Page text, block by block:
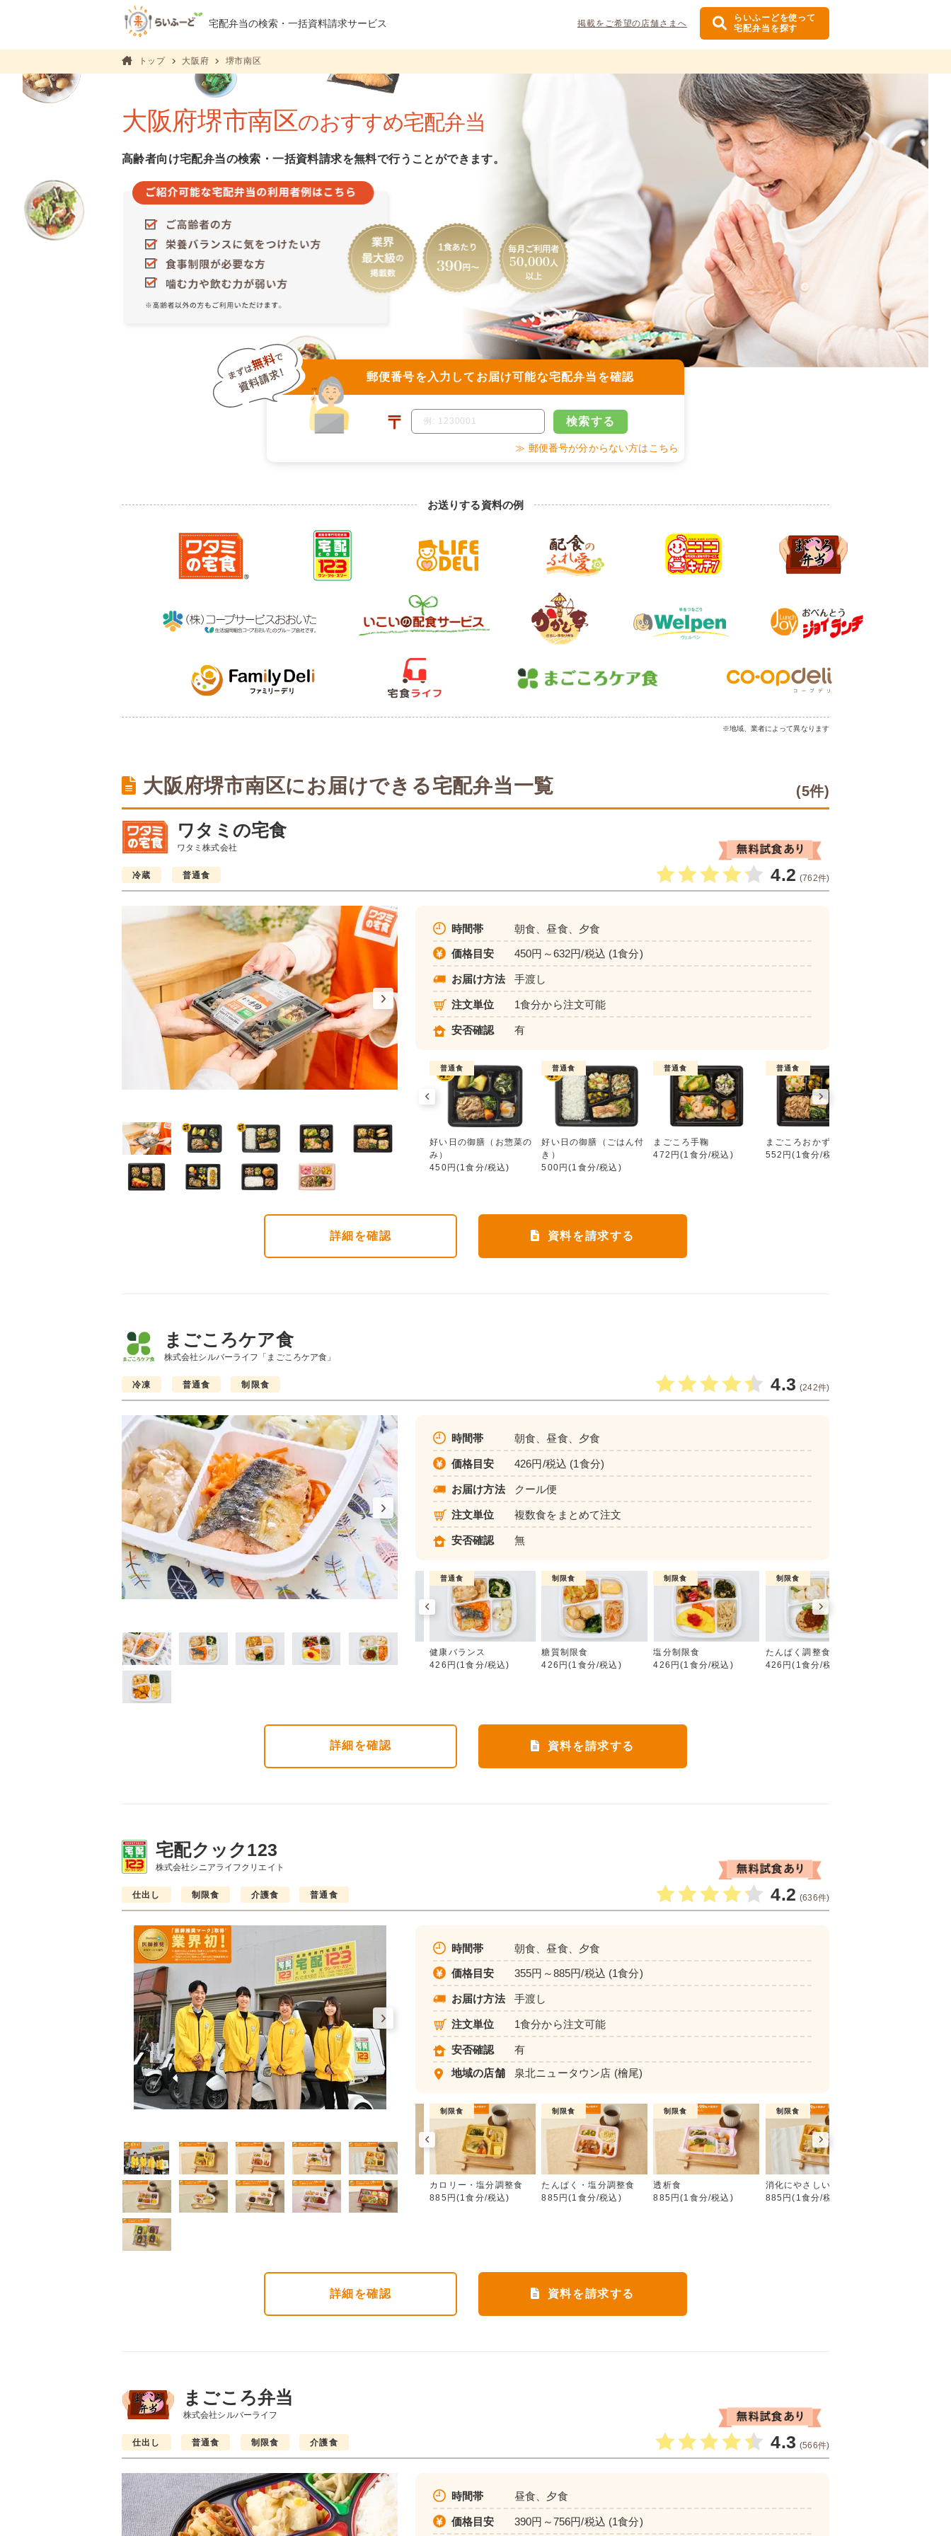
宅配弁当の検索・一括資料請求サービス 掲載をご希望の店舗さまへ
らいふーどを使って
宅配弁当を探す
トップ 大阪府 堺市南区
大阪府堺市南区のおすすめ宅配弁当
高齢者向け宅配弁当の検索・一括資料請求を無料で行うことができます。
郵便番号を入力して お届け可能な宅配弁当を確認
〒 検索する
≫ 郵便番号が分からない方はこちら
お送りする資料の例
※地域、業者によって異なります
大阪府堺市南区にお届けできる宅配弁当一覧 (5件)
ワタミの宅食
ワタミ株式会社
冷蔵 普通食 4.2 (762件)
好い日の御膳（お惣菜のみ） 好い日の御膳（ごはん付き）
時間帯 朝食、昼食、夕食
価格目安 450円～632円/税込 (1食分)
お届け方法 手渡し
注文単位 1食分から注文可能
安否確認 有
まごころ御膳
568円(1食分/税込)
まごころ小箱
496円(1食分/税込)
普通食
ワタミdeおいしい健康
552円(1食分/税込)
普通食
好い日の御膳（お惣菜の
み）
450円(1食分/税込)
普通食
好い日の御膳（ごはん付
き）
500円(1食分/税込)
普通食
まごころ手鞠
472円(1食分/税込)
普通食
まごころおかず
552円(1食分/税込)
詳細 を確認 資料を請求する
まごころケア食
株式会社シルバーライフ「まごころケア食」
冷凍 普通食 制限食 4.3 (242件)
健康バランス 糖質制限食
時間帯 朝食、昼食、夕食
価格目安 426円/税込 (1食分)
お届け方法 クール便
注文単位 複数食をまとめて注文
安否確認 無
塩分制限食
426円(1食分/税込)
制限食
たんぱく調整食
426円(1食分/税込)
制限食
カロリー調整食
426円(1食分/税込)
普通食
健康バランス
426円(1食分/税込)
制限食
糖質制限食
426円(1食分/税込)
制限食
塩分制限食
426円(1食分/税込)
制限食
たんぱく調整食
426円(1食分/税込)
詳細 を確認 資料を請求する
宅配クック123
株式会社シニアライフクリエイト
仕出し 制限食 介護食 普通食 4.2 (636件)
カロリー・塩分調整食 たんぱく・塩分調整食
時間帯 朝食、昼食、夕食
価格目安 355円～885円/税込 (1食分)
お届け方法 手渡し
注文単位 1食分から注文可能
安否確認
有
地域の店舗
泉北ニュータウン店 (檜尾)
幸たんぱく食
724円(1食分/税込)
普通食
健康ボリューム食
788円(1食分/税込)
普通食
朝食（パンセット）
355円(1食分/税込)
制限食
カロリー・塩分調整食
885円(1食分/税込)
制限食
たんぱく・塩分調整食
885円(1食分/税込)
制限食
透析食
885円(1食分/税込)
制限食
消化にやさしい食
885円(1食分/税込)
詳細 を確認 資料を請求する
まごころ弁当
株式会社シルバーライフ
仕出し 普通食 制限食 介護食 4.3 (566件)
時間帯 昼食、夕食
価格目安 390円～756円/税込 (1食分)